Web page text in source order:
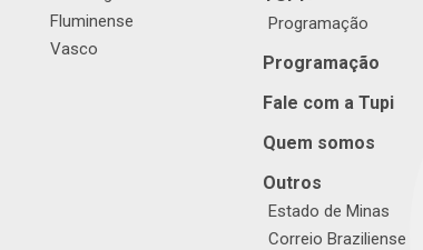
Fluminense
Vasco
Programação
Programação
Fale com a Tupi
Quem somos
Outros
Estado de Minas
Correio Braziliense